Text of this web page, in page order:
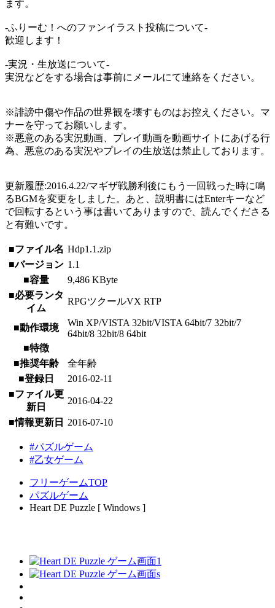
ます。
-ふりーむ！へのファンイラスト投稿について-
歓迎します！
-実況・生放送について-
実況などをする場合は事前にメールにて連絡をください。
※誹謗中傷や作品の世界観を壊すものはお控えください。マ
ナーを守ってお願いします。
※悪意のある実況動画、プレイ動画を動画サイトにあげる行
為、悪意のある実況やプレイの生放送は禁止しております。
更新履歴:2016.4.22/マギザ戦勝利後にもう一回戦った時に鳴
るBGMを変更をしました。あと、説明書にはEnterキーなど
で回転するという事は書いてありますので、読んでくださる
と有難いです。
■ファイル名 Hdp1.1.zip
■バージョン 1.1
■容量
9,486 KByte
■必要ランタ
イム
RPGツクールVX RTP
■動作環境
Win XP/VISTA 32bit/VISTA 64bit/7 32bit/7
64bit/8 32bit/8 64bit
■特徴
■推奨年齢
全年齢
■登録日
2016-02-11
■ファイル更
新日
2016-04-22
■情報更新日 2016-07-10
#パズルゲーム
#乙女ゲーム
フリーゲームTOP
パズルゲーム
Heart DE Puzzle [ Windows ]